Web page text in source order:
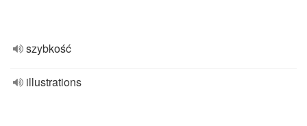
szybkość
illustrations